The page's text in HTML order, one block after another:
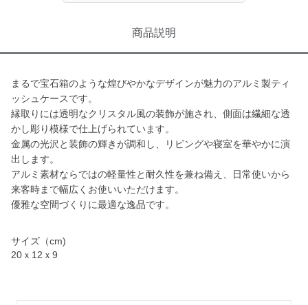
商品説明
まるで宝石箱のような煌びやかなデザインが魅力のアルミ製ティ
ッシュケースです。
縁取りには透明なクリスタル風の装飾が施され、側面は繊細な透
かし彫り模様で仕上げられています。
金属の光沢と装飾の輝きが調和し、リビングや寝室を華やかに演
出します。
アルミ素材ならではの軽量性と耐久性を兼ね備え、日常使いから
来客時まで幅広くお使いいただけます。
優雅な空間づくりに最適な逸品です。
サイズ（cm)
20ｘ12ｘ9